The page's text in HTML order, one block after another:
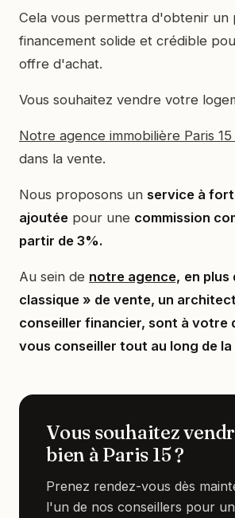
Cela vous permettra d'obtenir un
financement solide et crédible
offre d'achat.
Vous souhaitez vendre votre
Notre agence immobilière Paris 15
dans la vente.
Nous proposons un service à
ajoutée pour une commission
partir de 3%.
Au sein de notre agence, en plus
classique » de vente, un
conseiller financier, sont à votre
vous conseiller tout au long de
Vous souhaitez
bien à Paris 15 ?
Prenez rendez-vous dès
l'un de nos conseillers pour